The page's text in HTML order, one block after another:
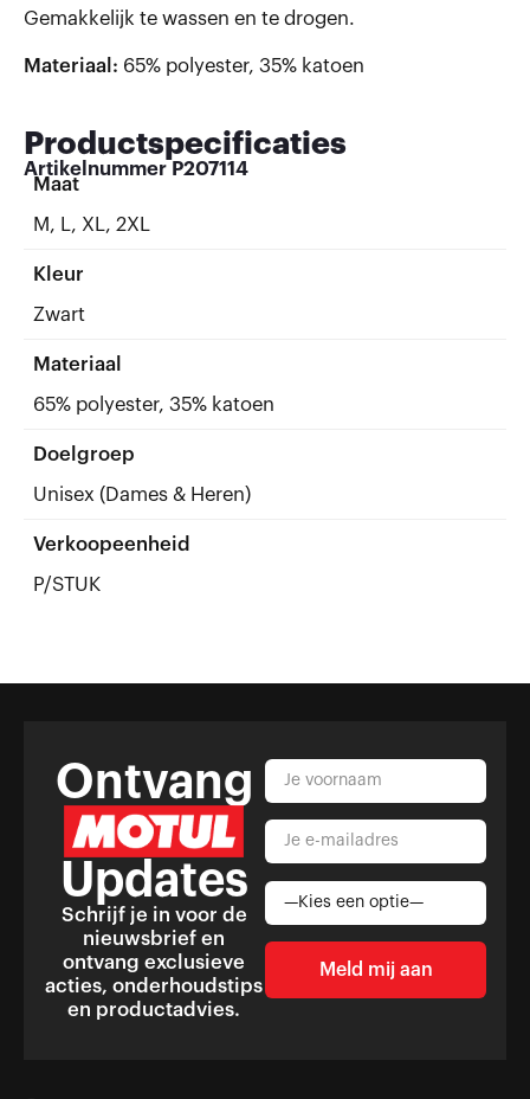
Gemakkelijk te wassen en te drogen.
Materiaal: 65% polyester, 35% katoen
Productspecificaties
Artikelnummer P207114
Maat
M, L, XL, 2XL
Kleur
Zwart
Materiaal
65% polyester, 35% katoen
Doelgroep
Unisex (Dames & Heren)
Verkoopeenheid
P/STUK
Ontvang
Updates
Schrijf je in voor de
nieuwsbrief en
ontvang exclusieve
acties, onderhoudstips
en productadvies.